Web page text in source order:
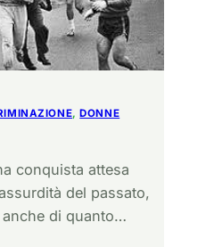
, DONNE
conquista attesa
del passato,
di quanto…